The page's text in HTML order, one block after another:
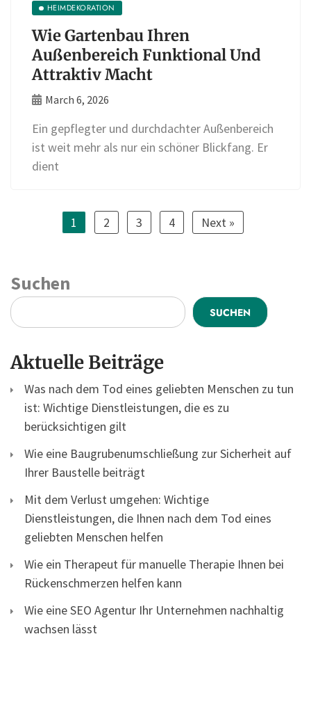
HEIMDEKORATION
Wie Gartenbau Ihren
Außenbereich Funktional Und
Attraktiv Macht
March 6, 2026
Ein gepflegter und durchdachter Außenbereich
ist weit mehr als nur ein schöner Blickfang. Er
dient
1 2 3 4 Next »
Suchen
SUCHEN
Aktuelle Beiträge
Was nach dem Tod eines geliebten Menschen zu tun
ist: Wichtige Dienstleistungen, die es zu
berücksichtigen gilt
Wie eine Baugrubenumschließung zur Sicherheit auf
Ihrer Baustelle beiträgt
Mit dem Verlust umgehen: Wichtige
Dienstleistungen, die Ihnen nach dem Tod eines
geliebten Menschen helfen
Wie ein Therapeut für manuelle Therapie Ihnen bei
Rückenschmerzen helfen kann
Wie eine SEO Agentur Ihr Unternehmen nachhaltig
wachsen lässt